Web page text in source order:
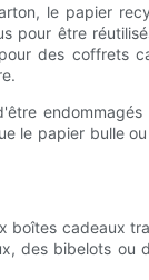
le papier
être
des coffrets
le papier bulle
cadeaux
des bibelots ou